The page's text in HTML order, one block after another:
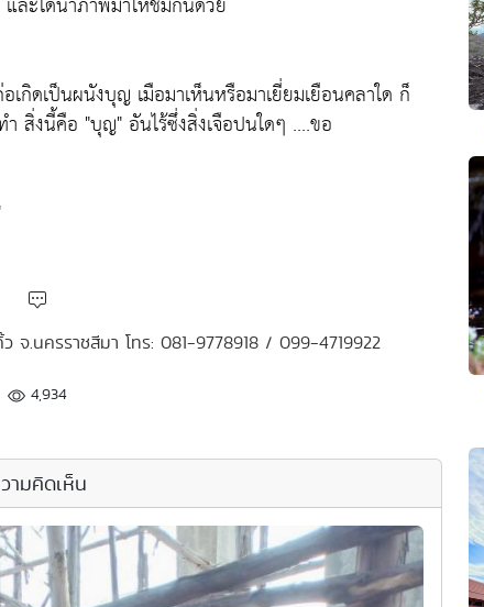
กิดเป็นผนังบุญ เมือมาเห็นหรือมาเยี่ยมเยือนคลาใด ก็
สิ่งนี้คือ "บุญ" อันไร้ซึ่งสิ่งเจือปนใดๆ ....ขอ
.นครราชสีมา โทร: 081-9778918 / 099-4719922
4,934
ามคิดเห็น